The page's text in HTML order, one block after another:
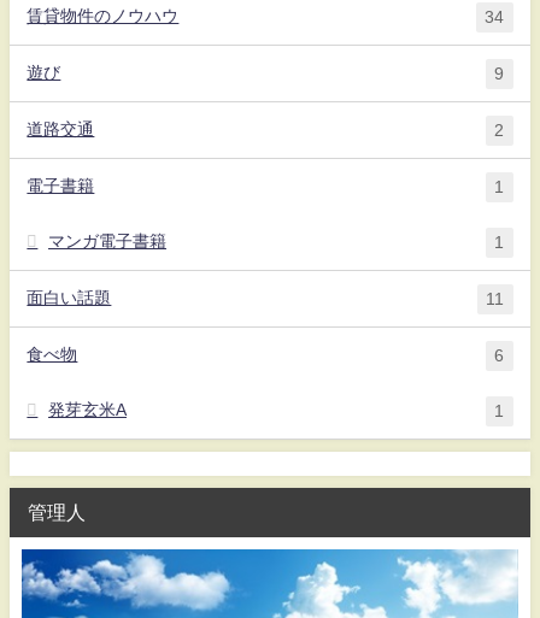
賃貸物件のノウハウ 34
遊び 9
道路交通 2
電子書籍 1
マンガ電子書籍 1
面白い話題 11
食べ物 6
発芽玄米A 1
管理人